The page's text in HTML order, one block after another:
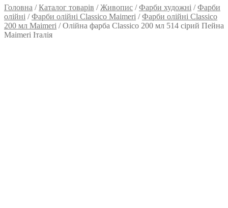
Головна /Каталог товарів /Живопис /Фарби художні /Фарби
олійні /Фарби олійні Classico Maimeri /Фарби олійні Classico
200 мл Maimeri /Олійна фарба Classico 200 мл 514 сірий Пейна
Maimeri Італія